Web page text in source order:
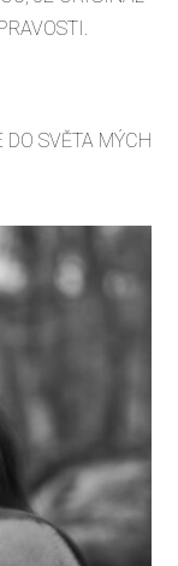
SVĚTA MÝCH